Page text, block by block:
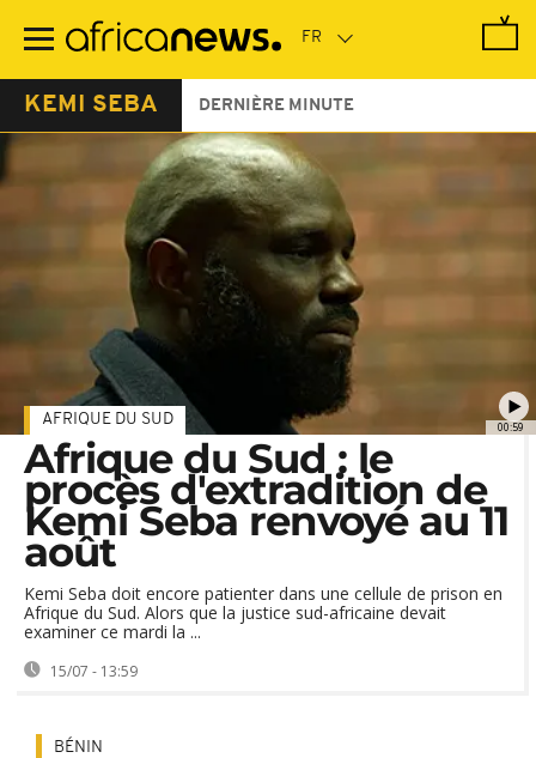
contenu
KEMI SEBA DERNIÈRE MINUTE
00:59
AFRIQUE DU SUD
Afrique du Sud : le
procès d'extradition de
Kemi Seba renvoyé au 11
août
Kemi Seba doit encore patienter dans une cellule de prison en
Afrique du Sud. Alors que la justice sud-africaine devait
examiner ce mardi la ...
15/07 - 13:59
BÉNIN